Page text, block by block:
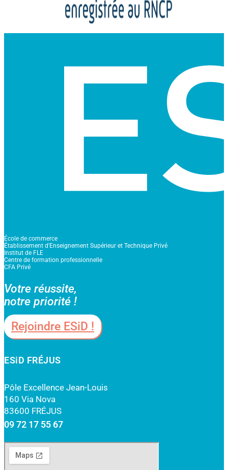
École de commerce
Établissement d'Enseignement Supérieur et Technique Privé
Institut de FLE
Centre de formation professionnelle
CFA Privé
Votre réussite,
notre priorité !
Rejoindre ESiD !
ESiD FRÉJUS
Pôle Excellence Jean-Louis
160 Via Nova
83600 FRÉJUS
09 72 17 55 67